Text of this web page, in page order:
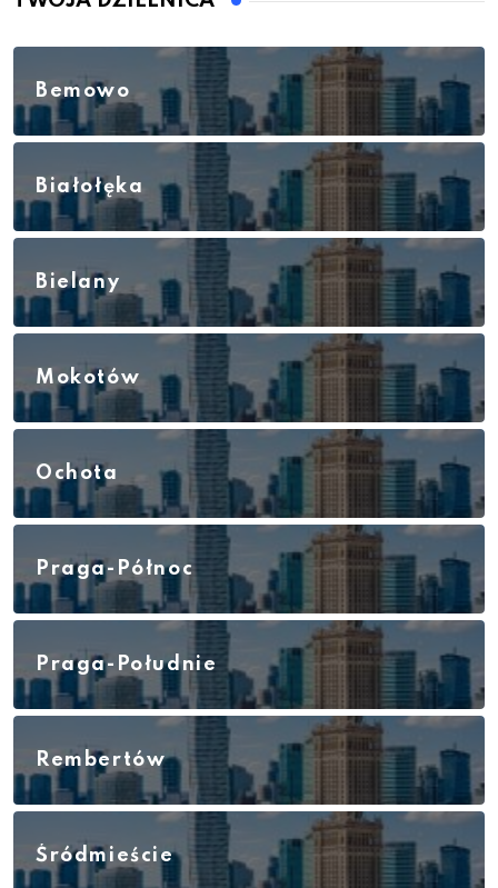
Bemowo
Białołęka
Bielany
Mokotów
Ochota
Praga-Północ
Praga-Południe
Rembertów
Śródmieście